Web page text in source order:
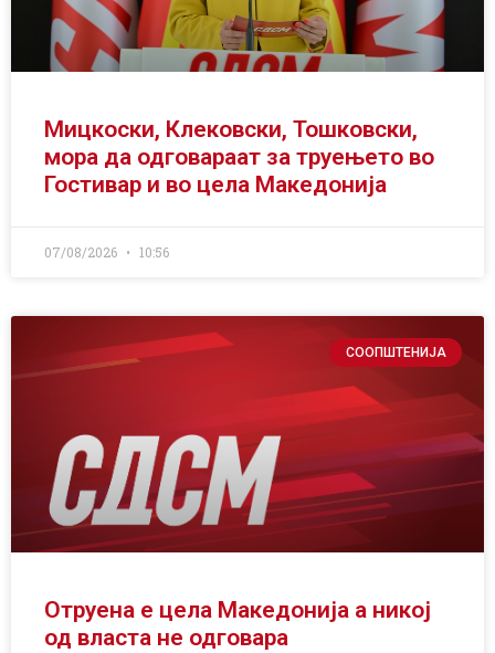
Мицкоски, Клековски, Тошковски,
мора да одговараат за труењето во
Гостивар и во цела Македонија
07/08/2026 10:56
СООПШТЕНИЈА
Отруена е цела Македонија а никој
од власта не одговара